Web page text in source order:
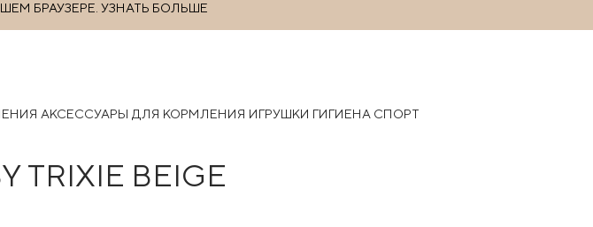
БРАУЗЕРЕ. УЗНАТЬ БОЛЬШЕ
АКСЕССУАРЫ ДЛЯ КОРМЛЕНИЯ ИГРУШКИ ГИГИЕНА СПОРТ
BEIGE